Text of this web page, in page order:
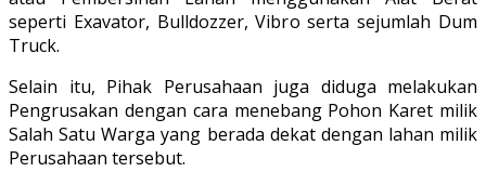
seperti Exavator, Bulldozzer, Vibro serta sejumlah Dum
Truck.
Selain itu, Pihak Perusahaan juga diduga melakukan
Pengrusakan dengan cara menebang Pohon Karet milik
Salah Satu Warga yang berada dekat dengan lahan milik
Perusahaan tersebut.